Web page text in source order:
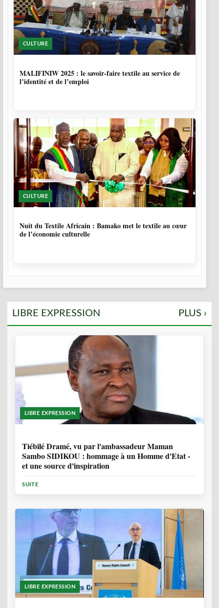
CULTURE
MALIFINIW 2025 : le savoir-faire textile au service de
l’identité et de l’emploi
CULTURE
Nuit du Textile Africain : Bamako met le textile au cœur
de l’économie culturelle
LIBRE EXPRESSION PLUS ›
LIBRE EXPRESSION
Tiébilé Dramé, vu par l'ambassadeur Maman
Sambo SIDIKOU : hommage à un Homme d'Etat -
et une source d'inspiration
SUITE
LIBRE EXPRESSION